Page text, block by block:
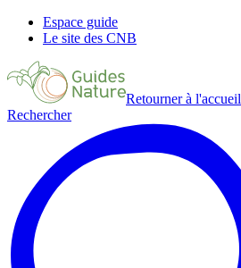
Espace guide
Le site des CNB
Retourner à l'accueil
Rechercher